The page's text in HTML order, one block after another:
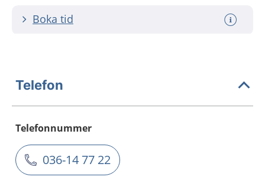
Boka tid
Telefon
Telefonnummer
036-14 77 22